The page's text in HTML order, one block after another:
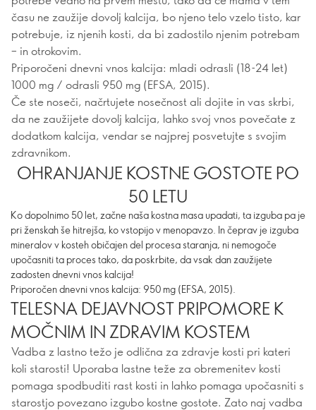
času ne zaužije dovolj kalcija, bo njeno telo vzelo tisto, kar
potrebuje, iz njenih kosti, da bi zadostilo njenim potrebam
– in otrokovim.
Priporočeni dnevni vnos kalcija: mladi odrasli (18-24 let)
1000 mg / odrasli 950 mg (EFSA, 2015).
Če ste noseči, načrtujete nosečnost ali dojite in vas skrbi,
da ne zaužijete dovolj kalcija, lahko svoj vnos povečate z
dodatkom kalcija, vendar se najprej posvetujte s svojim
zdravnikom.
OHRANJANJE KOSTNE GOSTOTE PO
50 LETU
Ko dopolnimo 50 let, začne naša kostna masa upadati, ta izguba pa je
pri ženskah še hitrejša, ko vstopijo v menopavzo. In čeprav je izguba
mineralov v kosteh običajen del procesa staranja, ni nemogoče
upočasniti ta proces tako, da poskrbite, da vsak dan zaužijete
zadosten dnevni vnos kalcija!
Priporočen dnevni vnos kalcija: 950 mg (EFSA, 2015).
TELESNA DEJAVNOST PRIPOMORE K
MOČNIM IN ZDRAVIM KOSTEM
Vadba z lastno težo je odlična za zdravje kosti pri kateri
koli starosti! Uporaba lastne teže za obremenitev kosti
pomaga spodbuditi rast kosti in lahko pomaga upočasniti s
starostjo povezano izgubo kostne gostote. Zato naj vadba